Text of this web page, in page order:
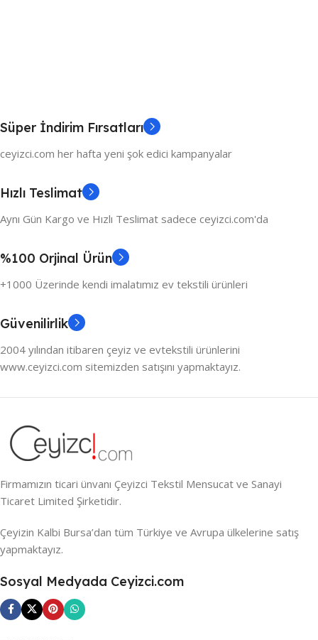
Süper İndirim Fırsatları
ceyizci.com her hafta yeni şok edici kampanyalar
Hızlı Teslimat
Aynı Gün Kargo ve Hızlı Teslimat sadece ceyizci.com'da
%100 Orjinal Ürün
+1000 Üzerinde kendi imalatımız ev tekstili ürünleri
Güvenilirlik
2004 yılından itibaren çeyiz ve evtekstili ürünlerini
www.ceyizci.com sitemizden satışını yapmaktayız.
Firmamızın ticari ünvanı Çeyizci Tekstil Mensucat ve Sanayi
Ticaret Limited Şirketidir.
Çeyizin Kalbi Bursa’dan tüm Türkiye ve Avrupa ülkelerine satış
yapmaktayız.
Sosyal Medyada Ceyizci.com